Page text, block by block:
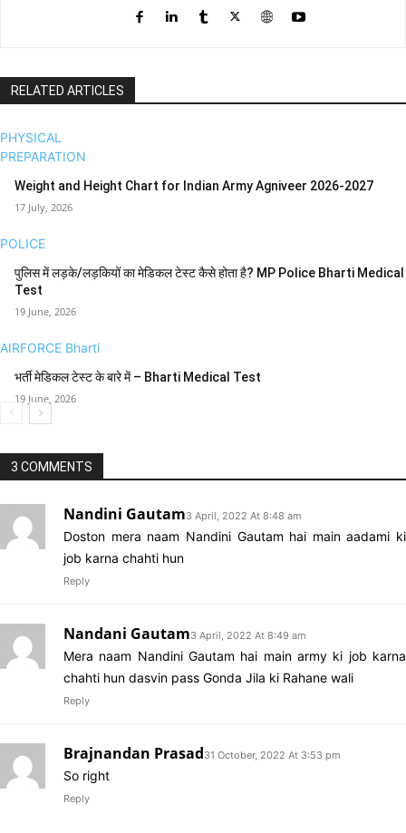
RELATED ARTICLES
PHYSICAL
PREPARATION
Weight and Height Chart for Indian Army Agniveer 2026-2027
17 July, 2026
POLICE
पुलिस में लड़के/लड़कियों का मेडिकल टेस्ट कैसे होता है? MP Police Bharti Medical
Test
19 June, 2026
AIRFORCE Bharti
भर्ती मेडिकल टेस्ट के बारे में – Bharti Medical Test
19 June, 2026
3 COMMENTS
Nandini Gautam3 April, 2022 At 8:48 am
Doston mera naam Nandini Gautam hai main aadami ki
job karna chahti hun
Reply
Nandani Gautam3 April, 2022 At 8:49 am
Mera naam Nandini Gautam hai main army ki job karna
chahti hun dasvin pass Gonda Jila ki Rahane wali
Reply
Brajnandan Prasad31 October, 2022 At 3:53 pm
So right
Reply